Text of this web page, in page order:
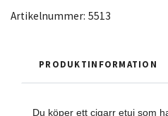
Artikelnummer: 5513
PRODUKTINFORMATION
Du köper ett cigarr etui som